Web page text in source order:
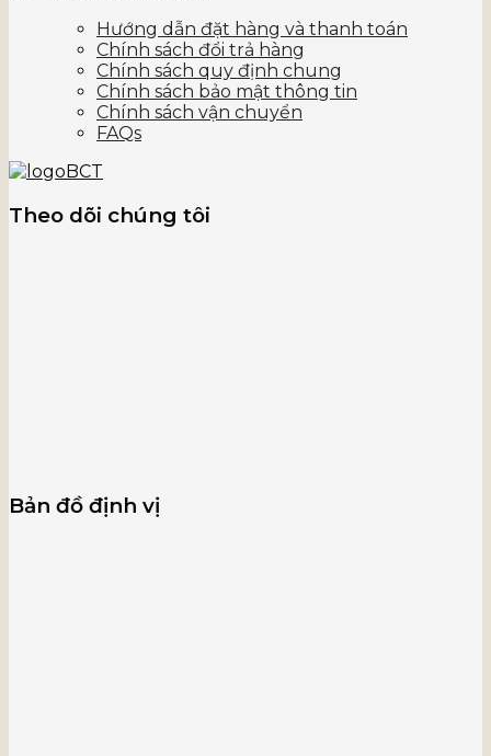
Hướng dẫn đặt hàng và thanh toán
Chính sách đổi trả hàng
Chính sách quy định chung
Chính sách bảo mật thông tin
Chính sách vận chuyển
FAQs
Theo dõi chúng tôi
Bản đồ định vị